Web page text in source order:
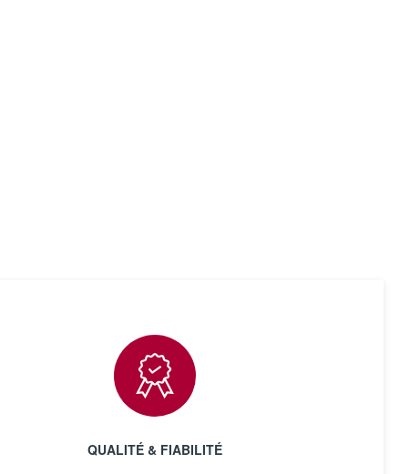
QUALITÉ & FIABILITÉ